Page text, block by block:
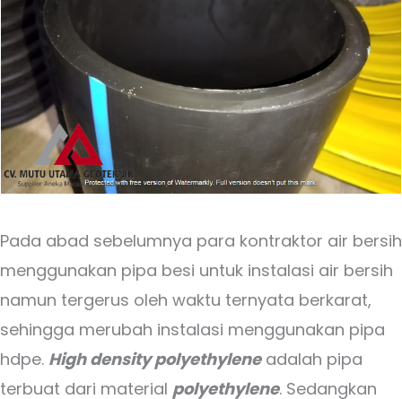
Pada abad sebelumnya para kontraktor air bersih
menggunakan pipa besi untuk instalasi air bersih
namun tergerus oleh waktu ternyata berkarat,
sehingga merubah instalasi menggunakan pipa
hdpe. High density polyethyleneadalah pipa
terbuat dari material polyethylene. Sedangkan